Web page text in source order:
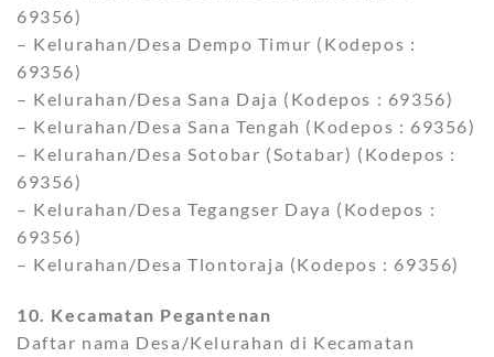
69356)
– Kelurahan/Desa Dempo Timur (Kodepos :
69356)
– Kelurahan/Desa Sana Daja (Kodepos : 69356)
– Kelurahan/Desa Sana Tengah (Kodepos : 69356)
– Kelurahan/Desa Sotobar (Sotabar) (Kodepos :
69356)
– Kelurahan/Desa Tegangser Daya (Kodepos :
69356)
– Kelurahan/Desa Tlontoraja (Kodepos : 69356)
10. Kecamatan Pegantenan
Daftar nama Desa/Kelurahan di Kecamatan